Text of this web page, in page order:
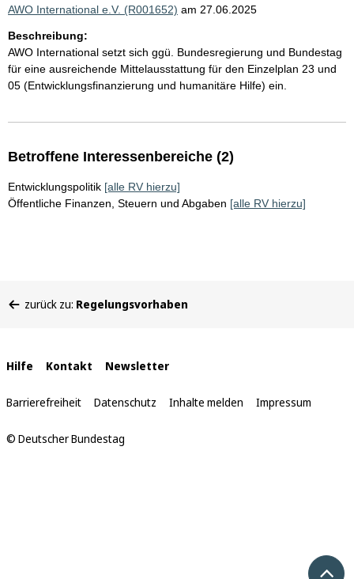
AWO International e.V. (R001652) am 27.06.2025
Beschreibung:
AWO International setzt sich ggü. Bundesregierung und Bundestag
für eine ausreichende Mittelausstattung für den Einzelplan 23 und
05 (Entwicklungsfinanzierung und humanitäre Hilfe) ein.
Betroffene Interessenbereiche (2)
Entwicklungspolitik [alle RV hierzu]
Öffentliche Finanzen, Steuern und Abgaben [alle RV hierzu]
befinden
zurück zu: Regelungsvorhaben
Interne
Links
Hilfe Kontakt Newsletter
Barrierefreiheit Datenschutz Inhalte melden Impressum
© Deutscher Bundestag